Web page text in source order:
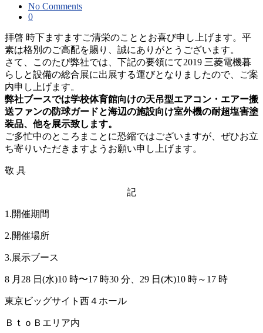
No Comments
0
拝啓 時下ますますご清栄のこととお喜び申し上げます。平
素は格別のご高配を賜り、誠にありがとうございます。
さて、このたび弊社では、下記の要領にて2019 三菱電機暮
らしと設備の総合展に出展する運びとなりましたので、ご案
内申し上げます。
弊社ブースでは学校体育館向けの天吊型エアコン・エアー搬
送ファンの防球ガードと海辺の施設向け室外機の耐超塩害塗
装品、他を展示致します。
ご多忙中のところまことに恐縮ではございますが、ぜひお立
ち寄りいただきますようお願い申し上げます。
敬 具
記
1.開催期間
2.開催場所
3.展示ブース
8 月28 日(水)10 時〜17 時30 分、29 日(木)10 時～17 時
東京ビッグサイト西４ホール
ＢｔｏＢエリア内